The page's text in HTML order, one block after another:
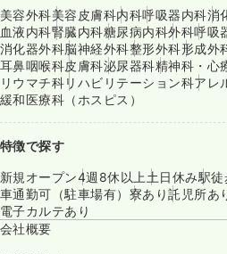
美容外科美容皮膚科内科呼吸器内科消
血液内科腎臓内科糖尿病内科外科呼吸
消化器外科脳神経外科整形外科形成外
耳鼻咽喉科皮膚科泌尿器科精神科・心
リウマチ科リハビリテーション科アレ
緩和医療科（ホスピス）
特徴で探す
新規オープン4週8休以上 土日休み駅徒
車通勤可（駐車場有） 寮あり託児所あ
電子カルテあり
会社概要